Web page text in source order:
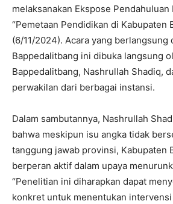
melaksanakan Ekspose
“Pemetaan Pendidikan di Kabupaten
(6/11/2024). Acara yang berlangsung
Bappedalitbang ini dibuka langsung
Bappedalitbang, Nashrullah Shadiq,
perwakilan dari berbagai instansi.
Dalam sambutannya, Nashrullah
bahwa meskipun isu angka tidak
tanggung jawab provinsi, Kabupaten
berperan aktif dalam upaya
“Penelitian ini diharapkan dapat
konkret untuk menentukan